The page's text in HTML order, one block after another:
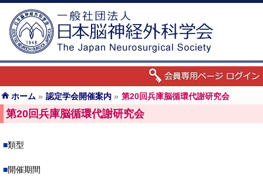
ホーム » 認定学会開催案内 » 第20回兵庫脳循環代謝研究会
第20回兵庫脳循環代謝研究会
類型
開催期間